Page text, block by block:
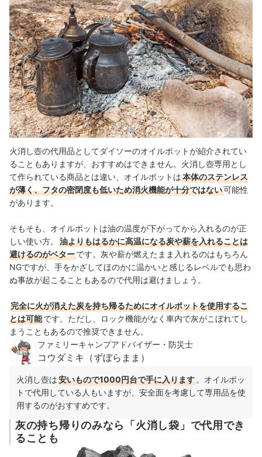
火消し壺の代用品としてダイソーのオイルポットが紹介されてい
ることもありますが、おすすめはできません。火消し壺専用とし
て作られている商品とは違い、オイルポットは本体のステンレス
が薄く、フタの密閉度も低いため消火機能が十分ではない可能性
があります。
そもそも、オイルポットは油の温度が下がってから入れるのが正
しい使い方。
油よりもはるかに高温になる炭や薪を入れることは
避けるのがベターです。灰や薪が燃えたまま入れるのはもちろん
NGですが、手をかざしてほのかに温かいと感じるレベルでも思わ
ぬ事故が起こることもあるので代用は避けましょう。
完全に火が消えた炭を持ち帰るためにオイルポットを使用するこ
とは可能です。ただし、ロック機能がなく車内で灰がこぼれてし
まうこともあるので推奨できません。
ファミリーキャンプアドバイザー・防災士
コウダミキ（ずぼらまま）
火消し壺は安いもので1000円台で手に入ります 。オイルポッ
トで代用している人もいますが、安全面を考慮して専用品を使
用するのがおすすめです。
灰の持ち帰りのみなら「火消し袋」で代用でき
ることも